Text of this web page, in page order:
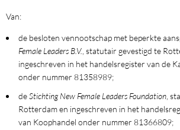
Van:
de besloten vennootschap met beperkte
Female Leaders B.V. , statutair gevestigd te
ingeschreven in het handelsregister van de
onder nummer 81358989;
deStichting New Female Leaders Foundation ,
Rotterdam en ingeschreven in het
van Koophandel onder nummer 81366809;